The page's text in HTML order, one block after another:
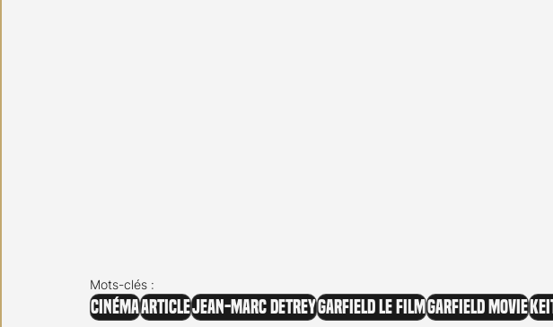
Mots-clés :
CinémaArticleJean-Marc DetreyGarfield Le FilmGarfield Movie